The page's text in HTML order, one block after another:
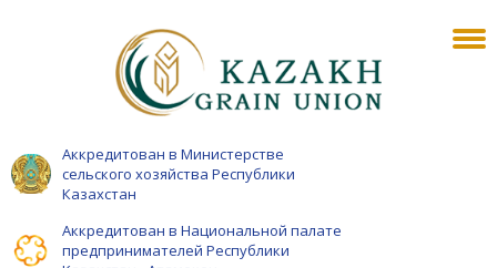
Аккредитован в Министерстве
сельского хозяйства Республики
Казахстан
Аккредитован в Национальной палате
предпринимателей Республики